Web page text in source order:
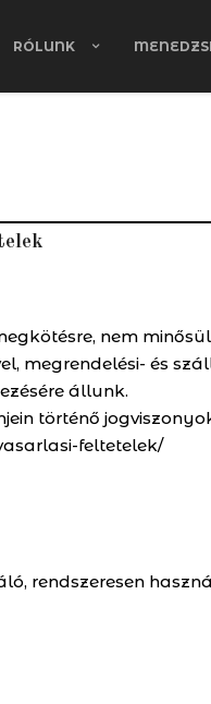
RÓLUNK
nem
megrendelési- és
állunk.
történő
feltetelek/
rendszeresen